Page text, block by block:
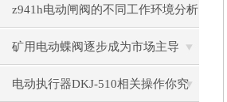
z941h电动闸阀的不同工作环境分析
矿用电动蝶阀逐步成为市场主导
电动执行器DKJ-510相关操作你究